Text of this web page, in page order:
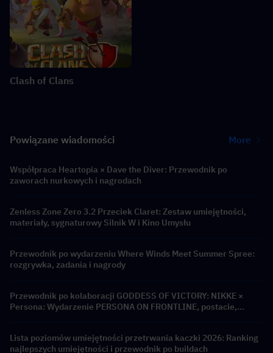
Clash of Clans
Powiązane wiadomości More
Współpraca Heartopia × Dave the Diver: Przewodnik po
zaworach nurkowych i nagrodach
Zenless Zone Zero 3.2 Przeciek Claret: Zestaw umiejętności,
materiały, sygnaturowy Silnik W i Kino Umysłu
Przewodnik po wydarzeniu Where Winds Meet Summer Spree:
rozgrywka, zadania i nagrody
Przewodnik po kolaboracji GODDESS OF VICTORY: NIKKE ×
Persona: Wydarzenie PERSONA ON FRONTLINE, postacie,
Lista poziomów umiejętności przetrwania kaczki 2026: Ranking
najlepszych umiejętności i przewodnik po buildach